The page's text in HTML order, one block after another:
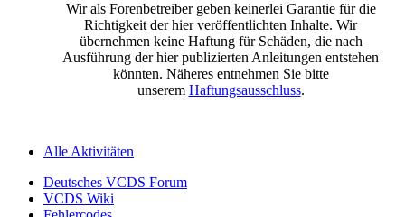
Wir als Forenbetreiber geben keinerlei Garantie für die
Richtigkeit der hier veröffentlichten Inhalte. Wir
übernehmen keine Haftung für Schäden, die nach
Ausführung der hier publizierten Anleitungen entstehen
könnten. Näheres entnehmen Sie bitte
unserem Haftungsausschluss.
Alle Aktivitäten
Deutsches VCDS Forum
VCDS Wiki